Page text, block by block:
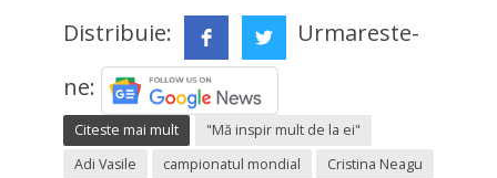
Distribuie:
Urmareste-
ne:
Citeste mai mult
"Mă inspir mult de la ei"
Adi Vasile
campionatul mondial
Cristina Neagu